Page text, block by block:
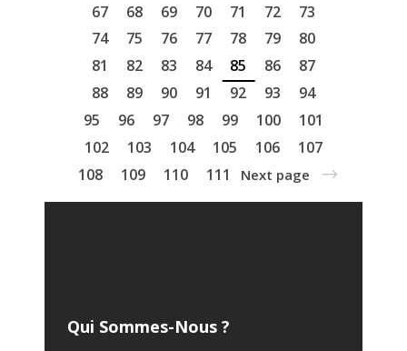
67
68 69 70 71 72
73
74
75 76 77 78 79
80
81
82 83 84 85 86
87
88
89 90 91 92 93
94
95
96 97 98 99 100
101
102
103 104 105 106
107
108
109 110 111 Next page
Qui Sommes-Nous ?